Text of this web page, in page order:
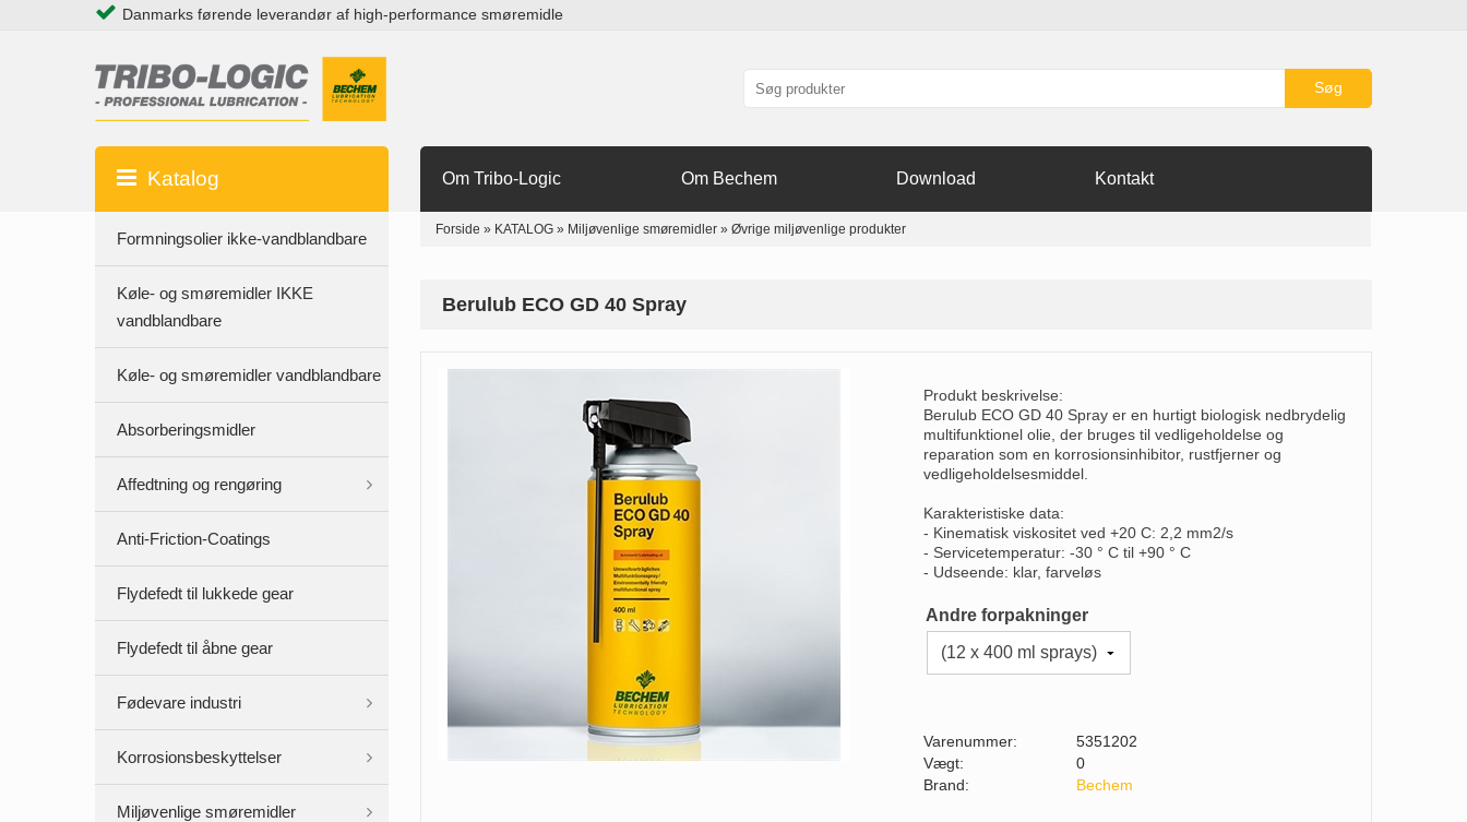
Danmarks førende leverandør af high-performance smøremidle
Søg
Katalog
Formningsolier ikke-vandblandbare
Køle- og smøremidler IKKE
vandblandbare
Køle- og smøremidler vandblandbare
Absorberingsmidler
Affedtning og rengøring
Anti-Friction-Coatings
Flydefedt til lukkede gear
Flydefedt til åbne gear
Fødevare industri
Korrosionsbeskyttelser
Miljøvenlige smøremidler
Om Tribo-Logic Om Bechem Download Kontakt
Forside » KATALOG » Miljøvenlige smøremidler »Øvrige miljøvenlige produkter
Berulub ECO GD 40 Spray
Produkt beskrivelse:
Berulub ECO GD 40 Spray er en hurtigt biologisk nedbrydelig
multifunktionel olie, der bruges til vedligeholdelse og
reparation som en korrosionsinhibitor, rustfjerner og
vedligeholdelsesmiddel.
Karakteristiske data:
- Kinematisk viskositet ved +20 C: 2,2 mm2/s
- Servicetemperatur: -30 ° C til +90 ° C
- Udseende: klar, farveløs
Andre forpakninger
5351202
Varenummer:
0
Vægt:
Bechem
Brand: